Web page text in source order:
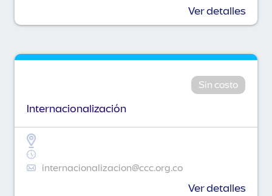
Ver detalles
Sin costo
Internacionalización
internacionalizacion@ccc.org.co
Ver detalles